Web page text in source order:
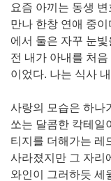
요즘 아끼는 동생
만나 한창 연애 중
에서 둘은 자꾸 눈
전 내가 아내를 처
이었다. 나는 식사
사랑의 모습은 하나
쏘는 달콤한 칵테일
티지를 더해가는 레
사라졌지만 그 자리
와인이 그러하듯 세